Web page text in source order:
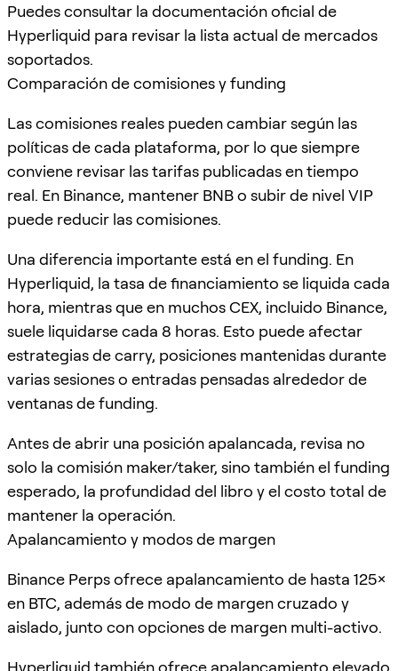
Puedes consultar la documentación oficial de
Hyperliquid para revisar la lista actual de mercados
soportados.
Comparación de comisiones y funding
Las comisiones reales pueden cambiar según las
políticas de cada plataforma, por lo que siempre
conviene revisar las tarifas publicadas en tiempo
real. En Binance, mantener BNB o subir de nivel VIP
puede reducir las comisiones.
Una diferencia importante está en el funding. En
Hyperliquid, la tasa de financiamiento se liquida cada
hora, mientras que en muchos CEX, incluido Binance,
suele liquidarse cada 8 horas. Esto puede afectar
estrategias de carry, posiciones mantenidas durante
varias sesiones o entradas pensadas alrededor de
ventanas de funding.
Antes de abrir una posición apalancada, revisa no
solo la comisión maker/taker, sino también el funding
esperado, la profundidad del libro y el costo total de
mantener la operación.
Apalancamiento y modos de margen
Binance Perps ofrece apalancamiento de hasta 125×
en BTC, además de modo de margen cruzado y
aislado, junto con opciones de margen multi-activo.
Hyperliquid también ofrece apalancamiento elevado